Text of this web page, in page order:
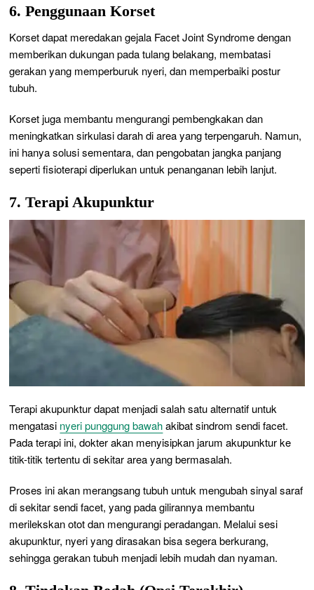
6. Penggunaan Korset
Korset dapat meredakan gejala Facet Joint Syndrome dengan
memberikan dukungan pada tulang belakang, membatasi
gerakan yang memperburuk nyeri, dan memperbaiki postur
tubuh.
Korset juga membantu mengurangi pembengkakan dan
meningkatkan sirkulasi darah di area yang terpengaruh. Namun,
ini hanya solusi sementara, dan pengobatan jangka panjang
seperti fisioterapi diperlukan untuk penanganan lebih lanjut.
7. Terapi Akupunktur
Terapi akupunktur dapat menjadi salah satu alternatif untuk
mengatasi nyeri punggung bawahakibat sindrom sendi facet.
Pada terapi ini, dokter akan menyisipkan jarum akupunktur ke
titik-titik tertentu di sekitar area yang bermasalah.
Proses ini akan merangsang tubuh untuk mengubah sinyal saraf
di sekitar sendi facet, yang pada gilirannya membantu
merilekskan otot dan mengurangi peradangan. Melalui sesi
akupunktur, nyeri yang dirasakan bisa segera berkurang,
sehingga gerakan tubuh menjadi lebih mudah dan nyaman.